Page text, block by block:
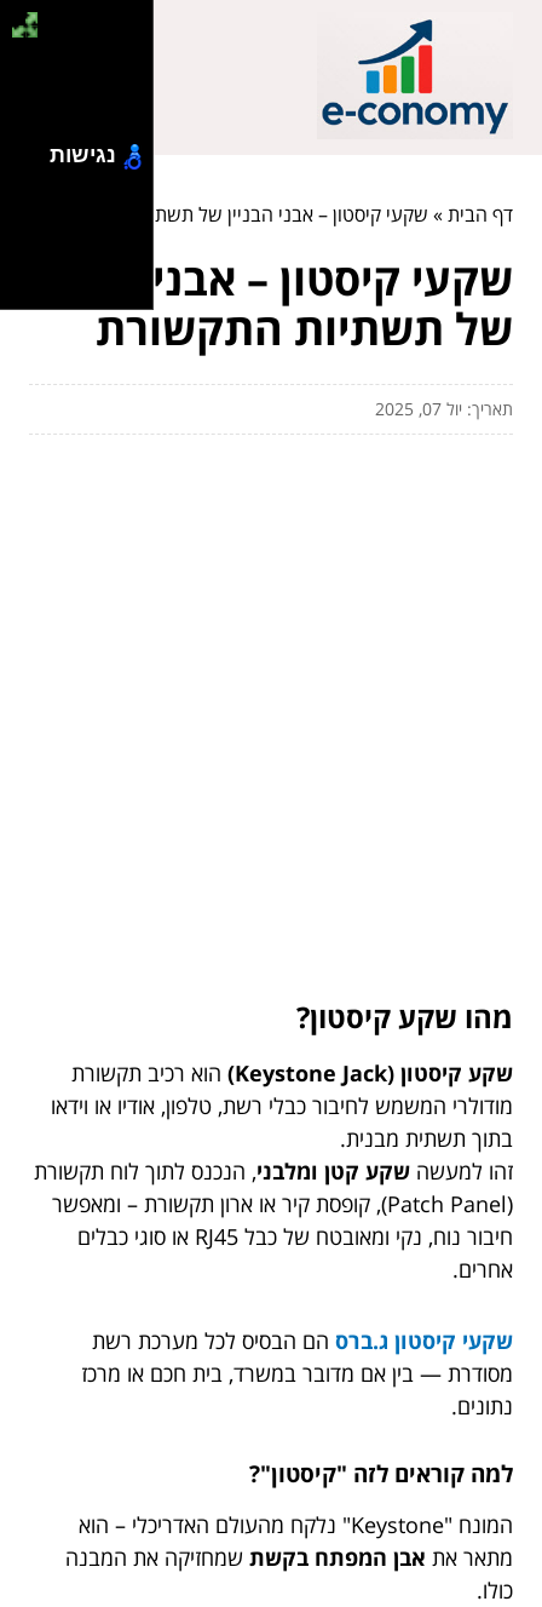
דף הבית» שקעי קיסטון – אבני הבניין של תשתיות התקשורת
שקעי קיסטון – אבני הבניין
של תשתיות התקשורת
תאריך: יול 07, 2025
מהו שקע קיסטון?
שקע קיסטון (Keystone Jack)
הוא רכיב תקשורת
מודולרי המשמש לחיבור כבלי רשת, טלפון, אודיו או וידאו
בתוך תשתית מבנית.
זהו למעשה שקע קטן ומלבני, הנכנס לתוך לוח תקשורת
(Patch Panel), קופסת קיר או ארון תקשורת – ומאפשר
חיבור נוח, נקי ומאובטח של כבל RJ45 או סוגי כבלים
אחרים.
שקעי קיסטון ג.ברס הם הבסיס לכל מערכת רשת
מסודרת — בין אם מדובר במשרד, בית חכם או מרכז
נתונים.
למה קוראים לזה "קיסטון"?
המונח "Keystone" נלקח מהעולם האדריכלי – הוא
מתאר את אבן המפתח בקשת שמחזיקה את המבנה
כולו.
נגישות